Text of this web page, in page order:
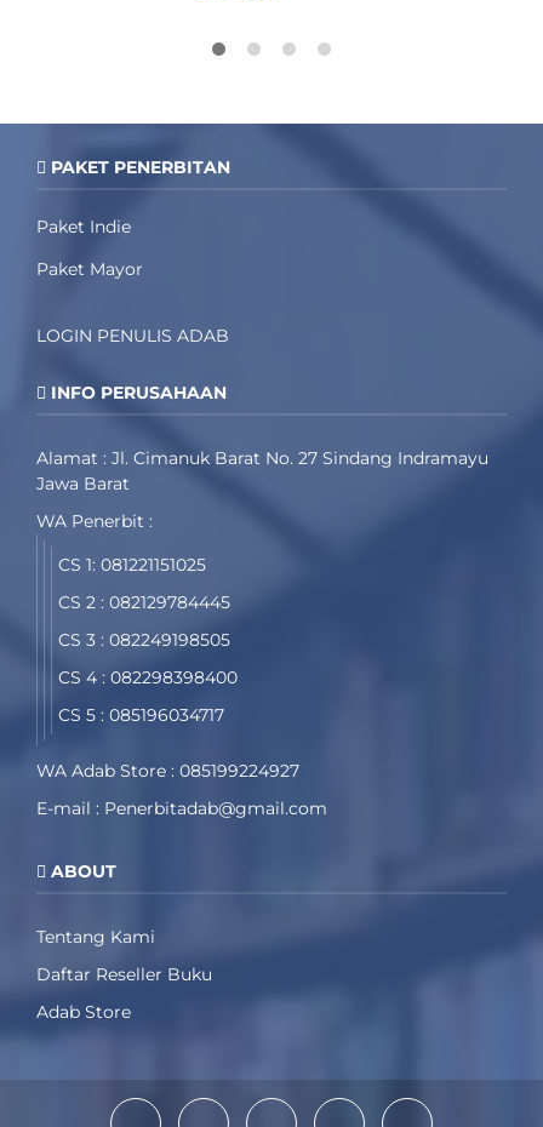
PAKET PENERBITAN
Paket Indie
Paket Mayor
LOGIN PENULIS ADAB
INFO PERUSAHAAN
Alamat : Jl. Cimanuk Barat No. 27 Sindang Indramayu
Jawa Barat
WA Penerbit :
CS 1: 081221151025
CS 2 : 082129784445
CS 3 : 082249198505
CS 4 : 082298398400
CS 5 : 085196034717
WA Adab Store : 085199224927
E-mail : Penerbitadab@gmail.com
ABOUT
Tentang Kami
Daftar Reseller Buku
Adab Store